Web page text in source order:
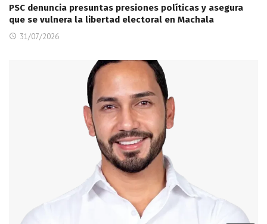
PSC denuncia presuntas presiones políticas y asegura
que se vulnera la libertad electoral en Machala
31/07/2026